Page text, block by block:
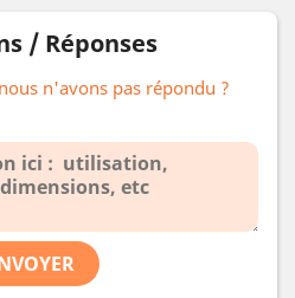
/ Réponses
n'avons pas répondu ?